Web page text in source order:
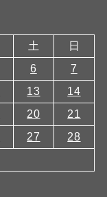
土
日
6
7
13
14
20
21
27
28